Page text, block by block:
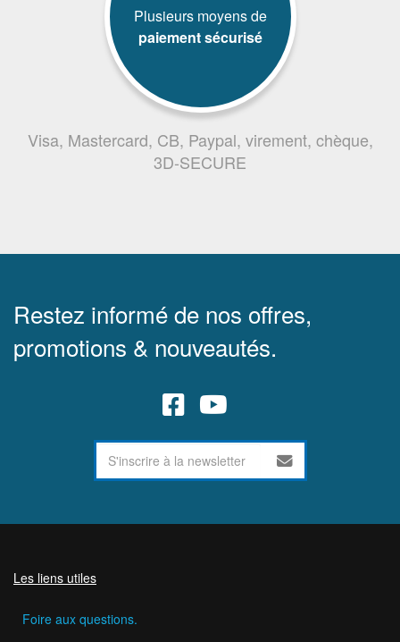
Plusieurs moyens de
paiement sécurisé
Visa, Mastercard, CB, Paypal, virement, chèque,
3D-SECURE
Restez informé de nos offres,
promotions & nouveautés.
Les liens utiles
Foire aux questions.